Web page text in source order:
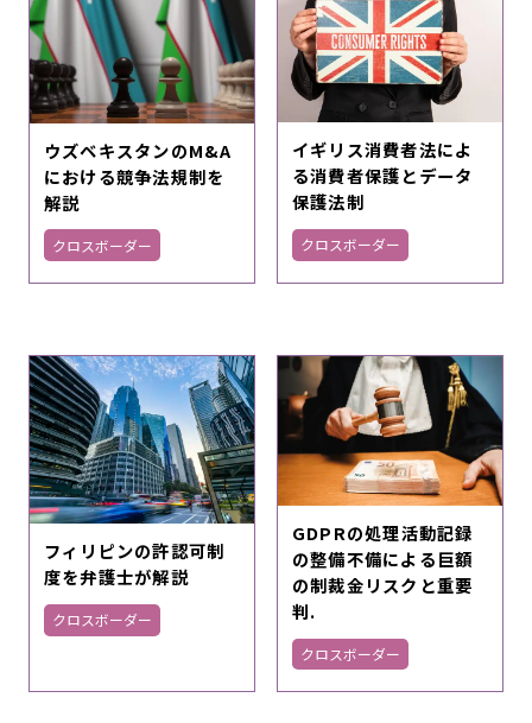
ウズベキスタンのM&A
における競争法規制を
解説
クロスボーダー
イギリス消費者法によ
る消費者保護とデータ
保護法制
クロスボーダー
フィリピンの許認可制
度を弁護士が解説
クロスボーダー
GDPRの処理活動記録
の整備不備による巨額
の制裁金リスクと重要
判.
クロスボーダー